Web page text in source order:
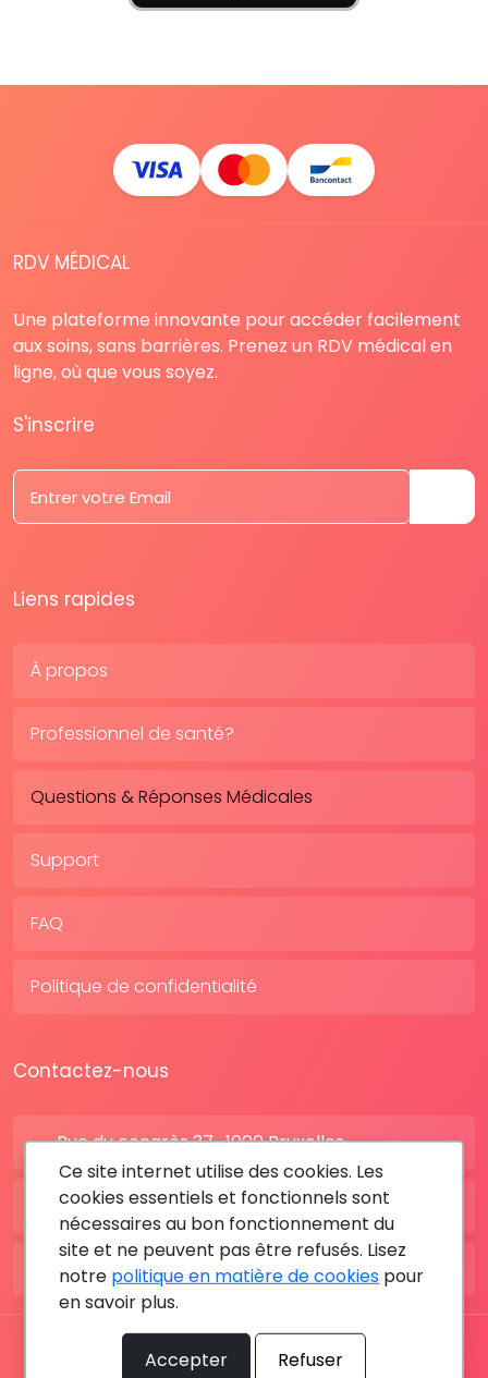
RDV MÉDICAL
Une plateforme innovante pour accéder facilement
aux soins, sans barrières. Prenez un RDV médical en
ligne, où que vous soyez.
S'inscrire
Liens rapides
À propos
Professionnel de santé?
Questions & Réponses Médicales
Support
FAQ
Politique de confidentialité
Contactez-nous
Rue du congrès 37 , 1000 Bruxelles
BE: +32 28080227
FR: +33 183642895
Tous les droits sont réservés © 2026 RDV MÉDICAL By
Ce site internet utilise des cookies. Les
cookies essentiels et fonctionnels sont
nécessaires au bon fonctionnement du
site et ne peuvent pas être refusés. Lisez
notre politique en matière de cookies pour
en savoir plus.
Accepter Refuser